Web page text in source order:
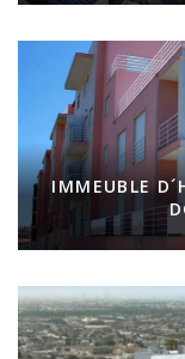
IMMEUBLE